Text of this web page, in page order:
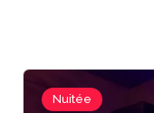
Nuitée